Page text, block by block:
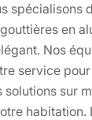
spécialisons
en
Nos
service
sur
habitation.